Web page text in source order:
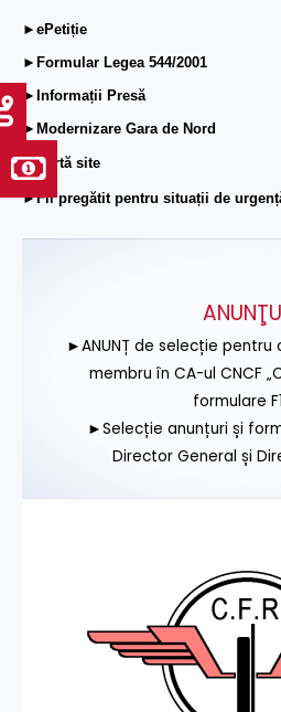
►ePetiție
►Formular Legea 544/2001
►Informații Presă
►Modernizare Gara de Nord
►Hartă site
►Fii pregătit pentru situații de
►ANUNȚ de selecție pentru
membru în CA-ul CNCF
formulare
►Selecție anunțuri și
Director General și